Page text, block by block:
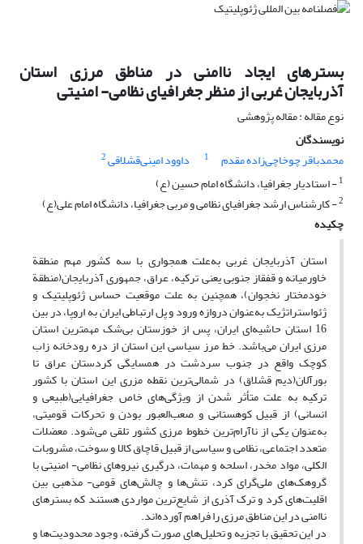
بسترهای ایجاد ناامنی در مناطق مرزی استان
آذربایجان غربی از منظر جغرافیای نظامی- امنیتی
نوع مقاله : مقاله پژوهشی
نویسندگان
محمدباقر چوخاچی‌زاده مقدم
1 داوود امینی‌قشلاقی2
1- استادیار جغرافیا، دانشگاه امام حسین (ع)
2- کارشناس ارشد جغرافیای نظامی و مربی جغرافیا، دانشگاه امام علی(ع)
چکیده
استان آذربایجان غربی به‌علت همجواری با سه کشور مهم منطقة
خاورمیانه و قفقاز جنوبی یعنی ترکیه، عراق، جمهوری آذربایجان(منطقة
خودمختار نخجوان)، همچنین به علت موقعیت حساس ژئوپلیتیک و
ژئواستراتژیک به‌عنوان دروازه ورود و پل ارتباطی ایران به اروپا، در بین
16 استان‌ حاشیه‌ای ایران، پس از خوزستان بی‌شک مهمترین استان
مرزی ایران می‌باشد. خط مرز سیاسی این استان از دره رودخانه زاب
کوچک واقع در جنوب سردشت در همسایگی کردستان عراق تا
بورآلان(دیم قشلاق) در شمالی‌ترین نقطه مزری این استان با کشور
ترکیه به علت متأثر شدن از ویژگی‌های خاص جغرافیایی(طبیعی و
انسانی) از قبیل کوهستانی و صعب‌العبور بودن و تحرکات قومیتی،
به‌عنوان یکی از نا‌آرام‌ترین خطوط مرزی کشور تلقی می‌شود. معضلات
متعدد اجتماعی، نظامی و سیاسی از قبیل قاچاق کالا و سوخت، مشروبات
الکلی، مواد مخدر، اسلحه و مهمات‌، درگیری‌ نیروهای نظامی- امنیتی با
گروهک‌های ملی‌گرای کرد، تنش‌ها و چالش‌های قومی- مذهبی بین
اقلیت‌های کرد و ترک آذری از شایع‌ترین مواردی هستند که بسترهای
ناامنی در این مناطق مرزی را فراهم آورده‌اند.
در این تحقیق با تجزیه و تحلیل‌های صورت گرفته، وجود محدودیت‌ها و